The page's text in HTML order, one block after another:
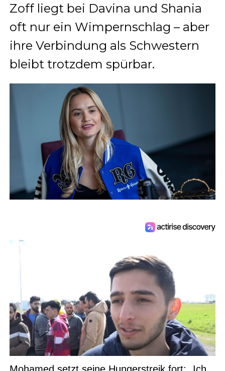
Zoff liegt bei Davina und Shania
oft nur ein Wimpernschlag – aber
ihre Verbindung als Schwestern
bleibt trotzdem spürbar.